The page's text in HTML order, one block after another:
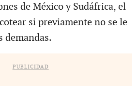
de México y Sudáfrica, el
si previamente no se le
demandas.
PUBLICIDAD